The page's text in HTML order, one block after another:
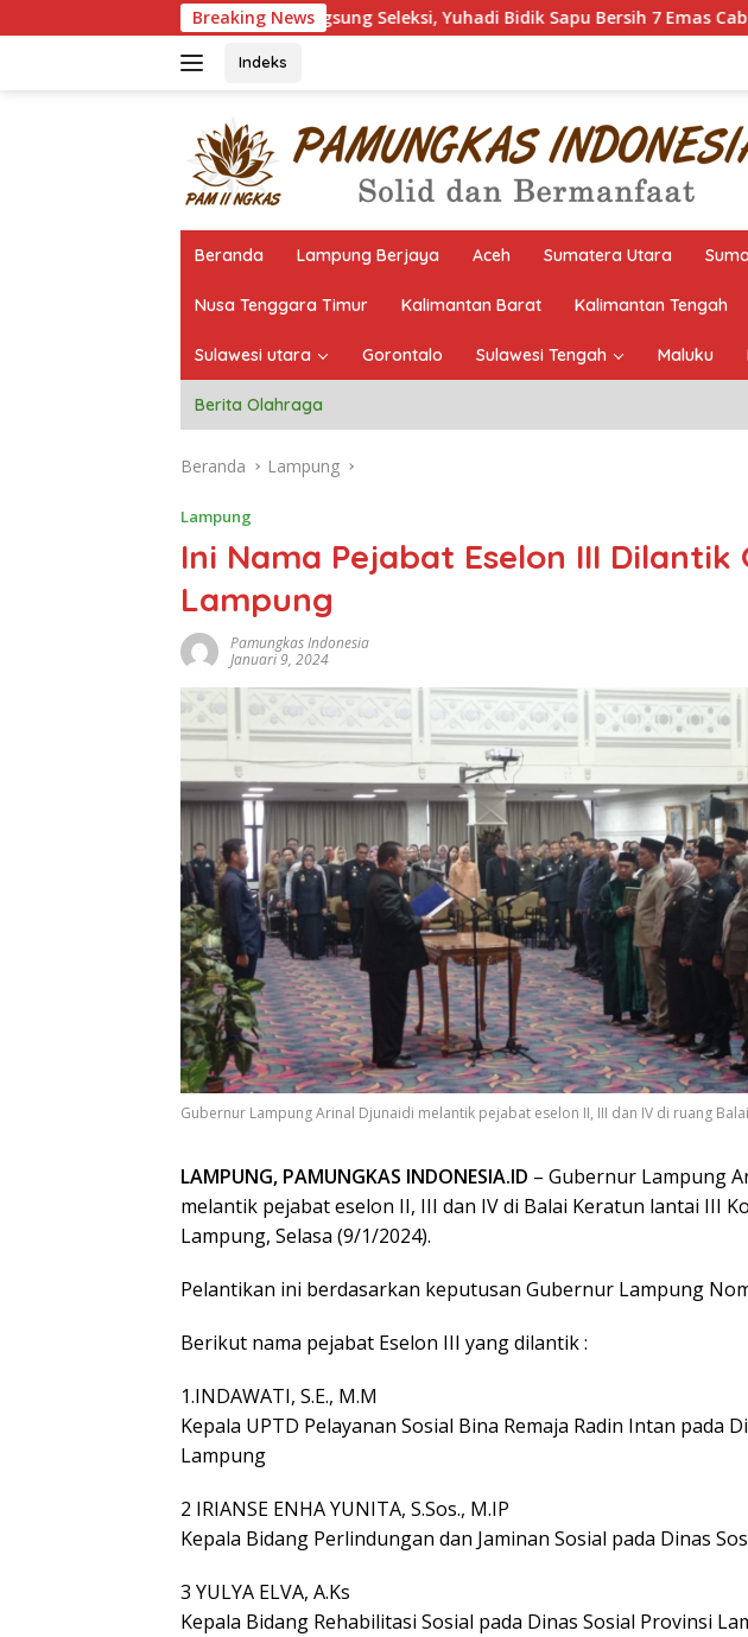
ke
Breaking News
Pantau Langsung Seleksi, Yuhadi Bidik Sapu Bersih 7 Emas Cabor Karoke di
Indeks
Beranda Lampung Berjaya Aceh Sumatera Utara
Nusa Tenggara Timur Kalimantan Barat Kalimantan Tengah
Sulawesi utara Gorontalo Sulawesi Tengah Maluku
Berita Olahraga
Beranda Lampung
Lampung
Ini Nama Pejabat Eselon III Dilantik
Lampung
Pamungkas Indonesia
Januari 9, 2024
Gubernur Lampung Arinal Djunaidi melantik pejabat eselon II, III dan IV di ruang
LAMPUNG, PAMUNGKAS INDONESIA.ID – Gubernur Lampung
melantik pejabat eselon II, III dan IV di Balai Keratun lantai III
Lampung, Selasa (9/1/2024).
Pelantikan ini berdasarkan keputusan Gubernur Lampung
Berikut nama pejabat Eselon III yang dilantik :
1.INDAWATI, S.E., M.M
Kepala UPTD Pelayanan Sosial Bina Remaja Radin Intan pada
Lampung
2 IRIANSE ENHA YUNITA, S.Sos., M.IP
Kepala Bidang Perlindungan dan Jaminan Sosial pada Dinas
3 YULYA ELVA, A.Ks
Kepala Bidang Rehabilitasi Sosial pada Dinas Sosial Provinsi